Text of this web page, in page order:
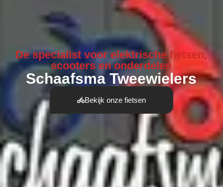
De specialist voor elektrische fietsen,
scooters en onderdelen
Schaafsma Tweewielers
Bekijk onze fietsen